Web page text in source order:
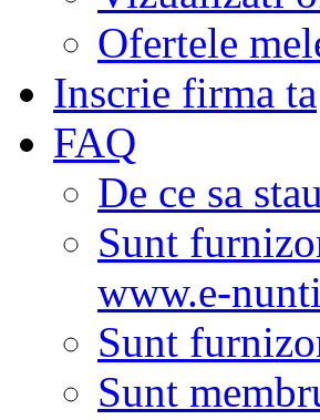
Ofertele
Inscrie firma ta
FAQ
De ce sa
Sunt
www.e-
Sunt
Sunt